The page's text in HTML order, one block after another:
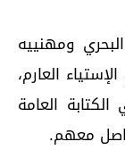
ومهنييه
العارم،
العامة
معهم.